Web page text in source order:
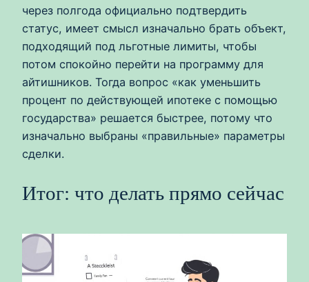
через полгода официально подтвердить
статус, имеет смысл изначально брать объект,
подходящий под льготные лимиты, чтобы
потом спокойно перейти на программу для
айтишников. Тогда вопрос «как уменьшить
процент по действующей ипотеке с помощью
государства» решается быстрее, потому что
изначально выбраны «правильные» параметры
сделки.
Итог: что делать прямо сейчас